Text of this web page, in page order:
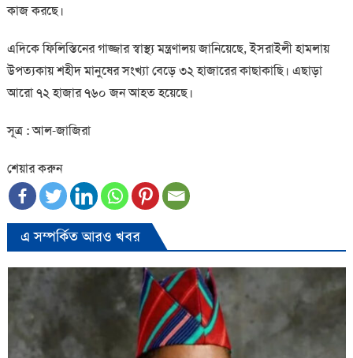
কাজ করছে।
এদিকে ফিলিস্তিনের গাজ্জার স্বাস্থ্য মন্ত্রণালয় জানিয়েছে, ইসরাইলী হামলায়
উপত্যকায় শহীদ মানুষের সংখ্যা বেড়ে ৩২ হাজারের কাছাকাছি। এছাড়া
আরো ৭২ হাজার ৭৬০ জন আহত হয়েছে।
সূত্র : আল-জাজিরা
শেয়ার করুন
এ সম্পর্কিত আরও খবর